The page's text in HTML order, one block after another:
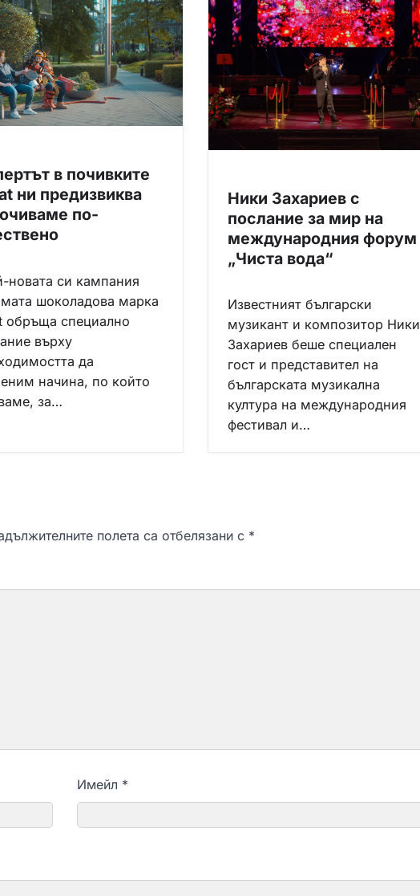
в почивките
ни предизвиква
по-
новата си кампания
шоколадова марка
обръща специално
върху
да
начина, по който
за…
Ники Захариев с
послание за мир на
международния форум
„Чиста вода“
Известният български
музикант и композитор Ники
Захариев беше специален
гост и представител на
българската музикална
култура на международния
фестивал и…
полета са отбелязани с *
Имейл *